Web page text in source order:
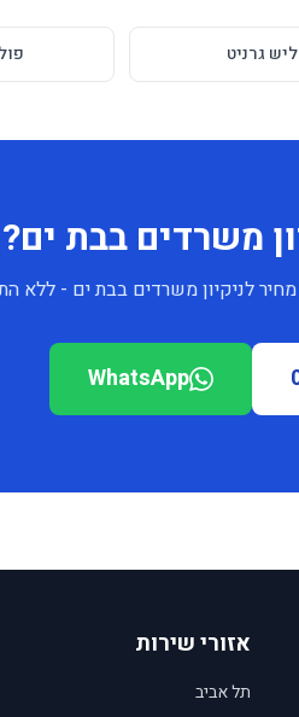
גרניט
משרדים בבת ים?
לניקיון משרדים בבת ים - ללא
WhatsApp
אזורי שירות
תל אביב